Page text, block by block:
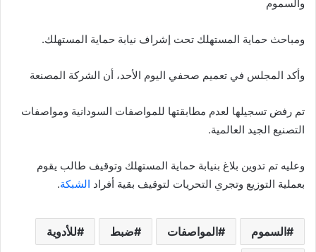
والسموم
ومباحث حماية المستهلك تحت إشراف نيابة حماية المستهلك.
وأكد المجلس في تعميم صحفي اليوم الأحد، أن الشركة المصنعة
تم رفض تسجيلها لعدم مطابقتها للمواصفات السودانية ومواصفات
التصنيع الجيد العالمية.
وعليه تم تدوين بلاغ بنيابة حماية المستهلك وتوقيف طالب يقوم
بعملية التوزيع وتجري التحريات لتوقيف بقية أفراد الشبكة.
السموم المواصفات ضبط للأدوية